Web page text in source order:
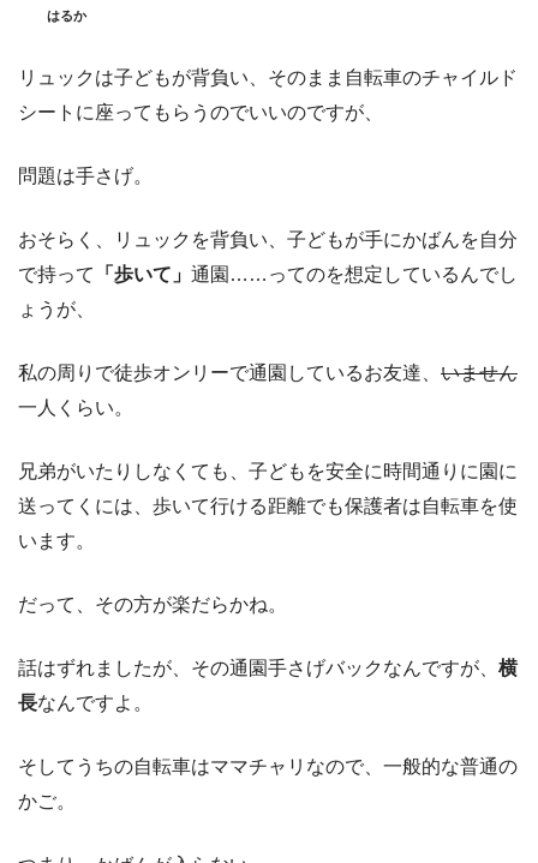
はるか
リュックは子どもが背負い、そのまま自転車のチャイルド
シートに座ってもらうのでいいのですが、
問題は手さげ。
おそらく、リュックを背負い、子どもが手にかばんを自分
で持って
「歩いて」 通園……ってのを想定しているんでし
ょうが、
私の周りで徒歩オンリーで通園しているお友達、 いません
一人くらい。
兄弟がいたりしなくても、子どもを安全に時間通りに園に
送ってくには、歩いて行ける距離でも保護者は自転車を使
います。
だって、その方が楽だらかね。
話はずれましたが、その通園手さげバックなんですが、 横
長なんですよ。
そしてうちの自転車はママチャリなので、一般的な普通の
かご。